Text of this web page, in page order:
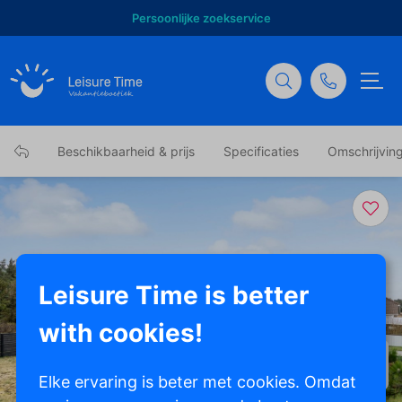
Persoonlijke zoekservice
Beschikbaarheid & prijs Specificaties
Leisure Time is better
with cookies!
Elke ervaring is beter met cookies. Omdat